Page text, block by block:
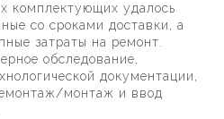
комплектующих удалось
со сроками доставки, а
затраты на ремонт.
обследование,
документации,
монтаж и ввод